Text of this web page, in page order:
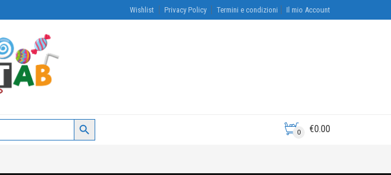
Wishlist Privacy Policy Termini e condizioni Il mio Account
Search Button
0 €0.00